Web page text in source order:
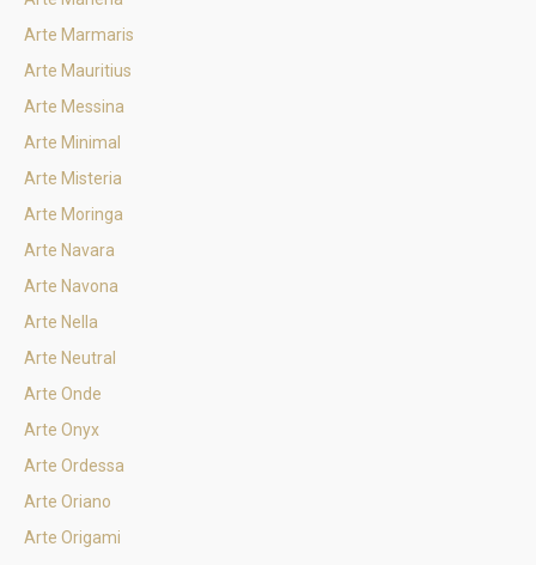
Arte Marmaris
Arte Mauritius
Arte Messina
Arte Minimal
Arte Misteria
Arte Moringa
Arte Navara
Arte Navona
Arte Nella
Arte Neutral
Arte Onde
Arte Onyx
Arte Ordessa
Arte Oriano
Arte Origami